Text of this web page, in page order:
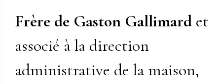
Frère de Gaston Gallimard et
associé à la direction
administrative de la maison,